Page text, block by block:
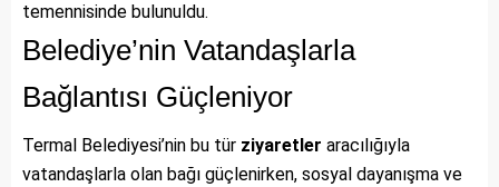
temennisinde bulunuldu.
Belediye’nin Vatandaşlarla
Bağlantısı Güçleniyor
Termal Belediyesi’nin bu tür ziyaretler aracılığıyla
vatandaşlarla olan bağı güçlenirken, sosyal dayanışma ve